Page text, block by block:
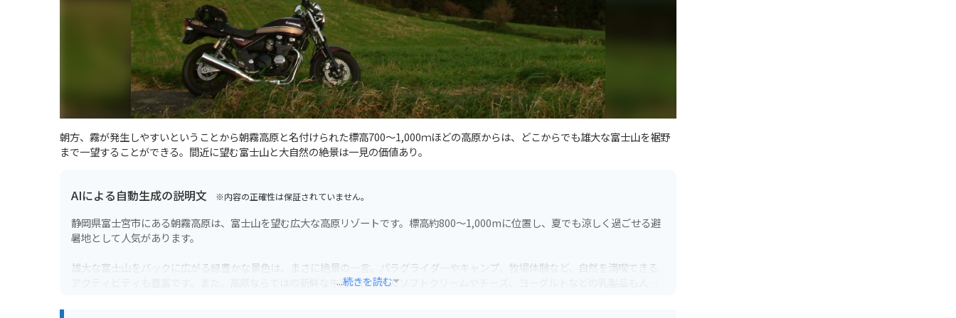
朝方、霧が発生しやすいということから朝霧高原と名付けられた標高700～1,000ｍほどの高原からは、どこからでも雄大な富士山を裾野
まで一望することができる。間近に望む富士山と大自然の絶景は一見の価値あり。
AIによる自動生成の説明文 ※内容の正確性は保証されていません。
静岡県富士宮市にある朝霧高原は、富士山を望む広大な高原リゾートです。標高約800～1,000mに位置し、夏でも涼しく過ごせる避
暑地として人気があります。
雄大な富士山をバックに広がる緑豊かな景色は、まさに絶景の一言。パラグライダーやキャンプ、牧場体験など、自然を満喫できる
アクティビティも豊富です。また、高原ならではの新鮮な牛乳で作られたソフトクリームやチーズ、ヨーグルトなどの乳製品も人気
...続きを読む